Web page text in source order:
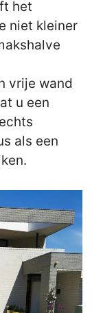
het
niet kleiner
vrije wand
u een
als een